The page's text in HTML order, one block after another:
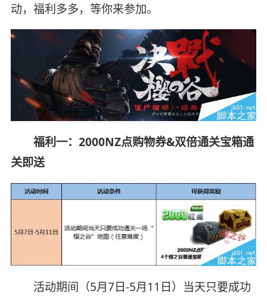
动，福利多多，等你来参加。
福利一：2000NZ点购物券&双倍通关宝箱通
关即送
活动期间（5月7日-5月11日）当天只要成功